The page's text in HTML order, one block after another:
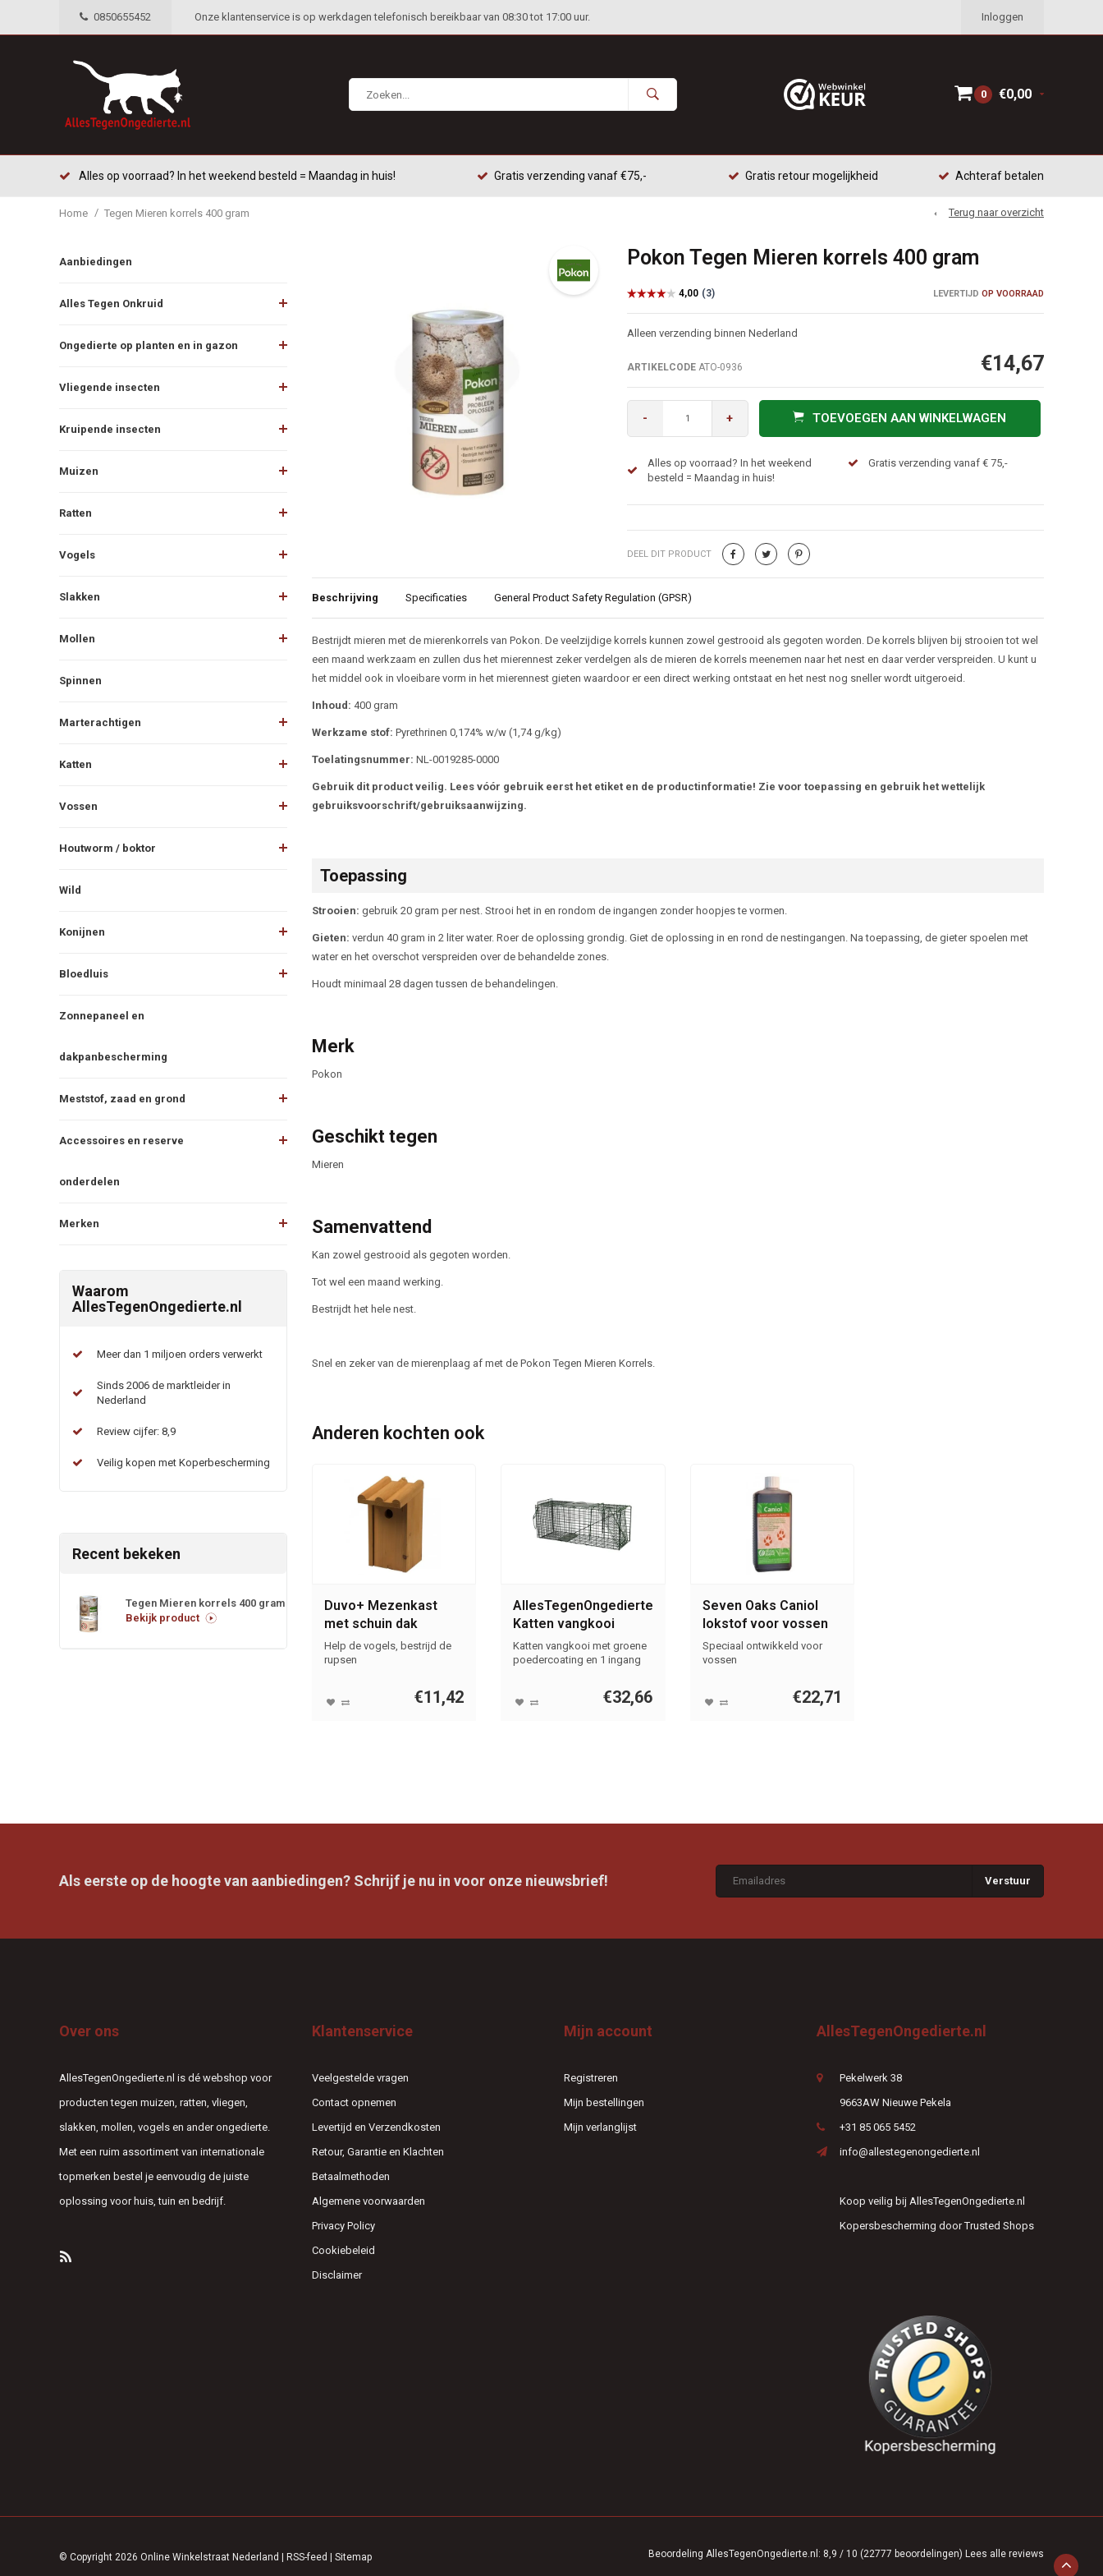
0850655452 Onze klantenservice is op werkdagen telefonisch bereikbaar van 08:30 tot 17:00 uur. Inloggen
0 €0,00
Alles op voorraad? In het weekend besteld = Maandag in huis! Gratis verzending vanaf €75,- Gratis retour mogelijkheid Achteraf betalen
Home / Tegen Mieren korrels 400 gram Terug naar overzicht
Aanbiedingen
Alles Tegen Onkruid
Ongedierte op planten en in gazon
Vliegende insecten
Kruipende insecten
Muizen
Ratten
Vogels
Slakken
Mollen
Spinnen
Marterachtigen
Katten
Vossen
Houtworm / boktor
Wild
Konijnen
Bloedluis
Zonnepaneel en
dakpanbescherming
Meststof, zaad en grond
Accessoires en reserve
onderdelen
Merken
Waarom
AllesTegenOngedierte.nl
Meer dan 1 miljoen orders verwerkt
Sinds 2006 de marktleider in
Nederland
Review cijfer: 8,9
Veilig kopen met Koperbescherming
Recent bekeken
Tegen Mieren korrels 400 gram
Bekijk product
Pokon Tegen Mieren korrels 400 gram
LEVERTIJD OP VOORRAAD
Alleen verzending binnen Nederland
ARTIKELCODEATO-0936 €14,67
- + TOEVOEGEN AAN WINKELWAGEN
Alles op voorraad? In het weekend
besteld = Maandag in huis!
Gratis verzending vanaf € 75,-
DEEL DIT PRODUCT
Beschrijving Specificaties General Product Safety Regulation (GPSR)
Beschrijving
Bestrijdt mieren met de mierenkorrels van Pokon. De veelzijdige korrels kunnen zowel gestrooid als gegoten worden. De korrels blijven bij strooien tot wel
een maand werkzaam en zullen dus het mierennest zeker verdelgen als de mieren de korrels meenemen naar het nest en daar verder verspreiden. U kunt u
het middel ook in vloeibare vorm in het mierennest gieten waardoor er een direct werking ontstaat en het nest nog sneller wordt uitgeroeid.
Inhoud: 400 gram
Werkzame stof: Pyrethrinen 0,174% w/w (1,74 g/kg)
Toelatingsnummer: NL-0019285-0000
Gebruik dit product veilig. Lees vóór gebruik eerst het etiket en de productinformatie! Zie voor toepassing en gebruik het wettelijk
gebruiksvoorschrift/gebruiksaanwijzing.
Toepassing
Strooien: gebruik 20 gram per nest. Strooi het in en rondom de ingangen zonder hoopjes te vormen.
Gieten: verdun 40 gram in 2 liter water. Roer de oplossing grondig. Giet de oplossing in en rond de nestingangen. Na toepassing, de gieter spoelen met
water en het overschot verspreiden over de behandelde zones.
Houdt minimaal 28 dagen tussen de behandelingen.
Merk
Pokon
Geschikt tegen
Mieren
Samenvattend
Kan zowel gestrooid als gegoten worden.
Tot wel een maand werking.
Bestrijdt het hele nest.
Snel en zeker van de mierenplaag af met de Pokon Tegen Mieren Korrels.
Anderen kochten ook
Duvo+ Mezenkast
met schuin dak
Help de vogels, bestrijd de
rupsen
€11,42
AllesTegenOngedierte.nl
Katten vangkooi
Groen
Katten vangkooi met groene
poedercoating en 1 ingang
€32,66
Seven Oaks Caniol
lokstof voor vossen
500ML
Speciaal ontwikkeld voor
vossen
€22,71
Als eerste op de hoogte van aanbiedingen? Schrijf je nu in voor onze nieuwsbrief! Verstuur
Over ons
AllesTegenOngedierte.nl is dé webshop voor
producten tegen muizen, ratten, vliegen,
slakken, mollen, vogels en ander ongedierte.
Met een ruim assortiment van internationale
topmerken bestel je eenvoudig de juiste
oplossing voor huis, tuin en bedrijf.
Klantenservice
Veelgestelde vragen
Contact opnemen
Levertijd en Verzendkosten
Retour, Garantie en Klachten
Betaalmethoden
Algemene voorwaarden
Privacy Policy
Cookiebeleid
Disclaimer
Mijn account
Registreren
Mijn bestellingen
Mijn verlanglijst
AllesTegenOngedierte.nl
Pekelwerk 38
9663AW Nieuwe Pekela
+31 85 065 5452
info@allestegenongedierte.nl
Koop veilig bij AllesTegenOngedierte.nl
Kopersbescherming door Trusted Shops
© Copyright 2026 Online Winkelstraat Nederland RSS-feed Sitemap Beoordeling AllesTegenOngedierte.nl : 8,9 / 10 (22777 beoordelingen) Lees alle reviews